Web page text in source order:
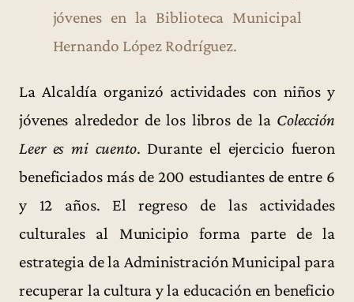
jóvenes en la Biblioteca Municipal
Hernando López Rodríguez.
La Alcaldía organizó actividades con niños y
jóvenes alrededor de los libros de la Colección
Leer es mi cuento. Durante el ejercicio fueron
beneficiados más de 200 estudiantes de entre 6
y 12 años. El regreso de las actividades
culturales al Municipio forma parte de la
estrategia de la Administración Municipal para
recuperar la cultura y la educación en beneficio